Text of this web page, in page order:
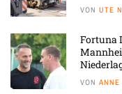
VON UTE
Fortuna
VON ANNE